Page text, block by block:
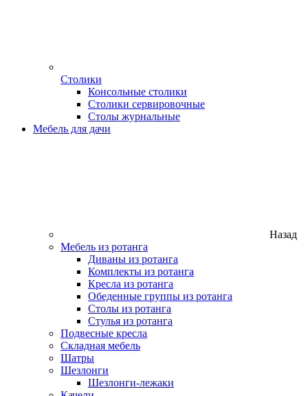
Столики
Консольные столики
Столики сервировочные
Столы журнальные
Мебель для дачи
Назад
Мебель из ротанга
Диваны из ротанга
Комплекты из ротанга
Кресла из ротанга
Обеденные группы из ротанга
Столы из ротанга
Стулья из ротанга
Подвесные кресла
Складная мебель
Шатры
Шезлонги
Шезлонги-лежаки